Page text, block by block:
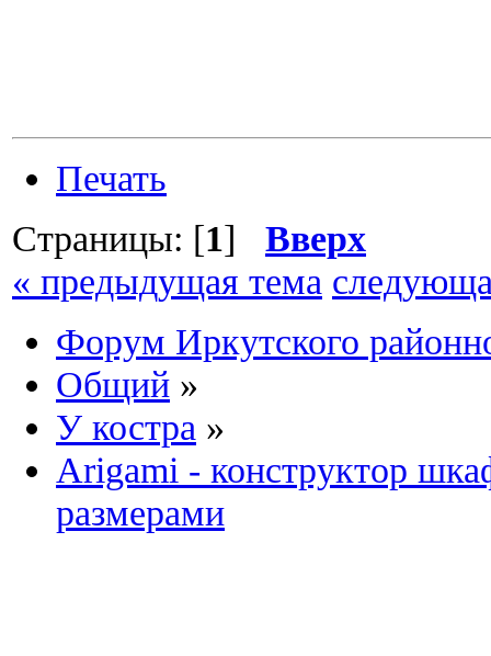
Печать
Страницы: [1] Вверх
« предыдущая тема
Форум Иркутского
Общий »
У костра »
Arigami - конструктор
размерами